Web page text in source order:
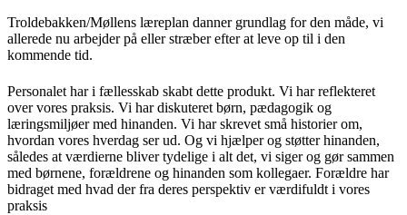
Troldebakken/Møllens læreplan danner grundlag for den måde, vi
allerede nu arbejder på eller stræber efter at leve op til i den
kommende tid.
Personalet har i fællesskab skabt dette produkt. Vi har reflekteret
over vores praksis. Vi har diskuteret børn, pædagogik og
læringsmiljøer med hinanden. Vi har skrevet små historier om,
hvordan vores hverdag ser ud. Og vi hjælper og støtter hinanden,
således at værdierne bliver tydelige i alt det, vi siger og gør sammen
med børnene, forældrene og hinanden som kollegaer. Forældre har
bidraget med hvad der fra deres perspektiv er værdifuldt i vores
praksis